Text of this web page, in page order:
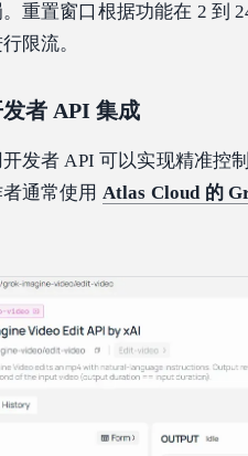
重置窗口根据功能在 2 到
限流。
者 API 集成
发者 API 可以实现精准控
通常使用 Atlas Cloud 的